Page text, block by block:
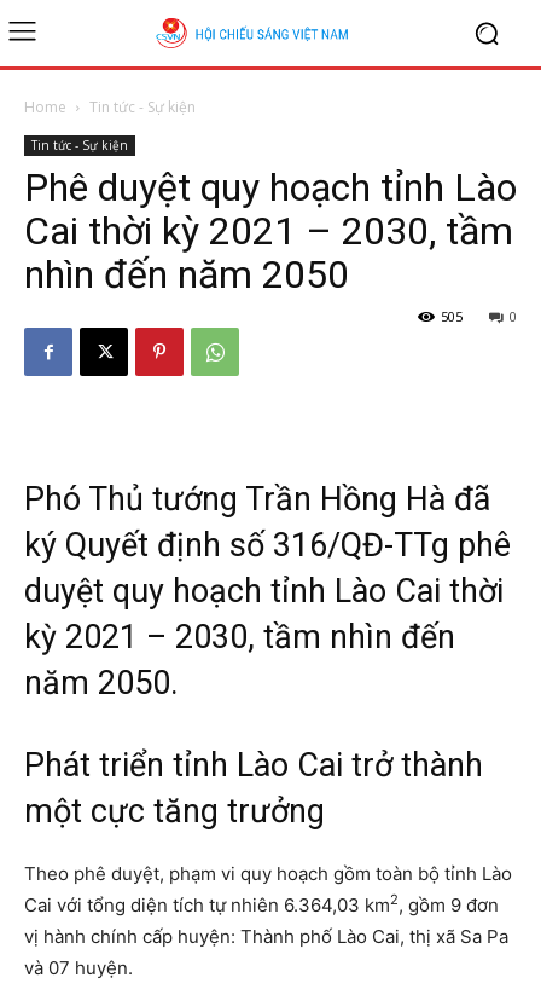
Home Tin tức - Sự kiện
Tin tức - Sự kiện
Phê duyệt quy hoạch tỉnh Lào
Cai thời kỳ 2021 – 2030, tầm
nhìn đến năm 2050
0
505
Phó Thủ tướng Trần Hồng Hà đã
ký Quyết định số 316/QĐ-TTg phê
duyệt quy hoạch tỉnh Lào Cai thời
kỳ 2021 – 2030, tầm nhìn đến
năm 2050.
Phát triển tỉnh Lào Cai trở thành
một cực tăng trưởng
Theo phê duyệt, phạm vi quy hoạch gồm toàn bộ tỉnh Lào
Cai với tổng diện tích tự nhiên 6.364,03 km2, gồm 9 đơn
vị hành chính cấp huyện: Thành phố Lào Cai, thị xã Sa Pa
và 07 huyện.